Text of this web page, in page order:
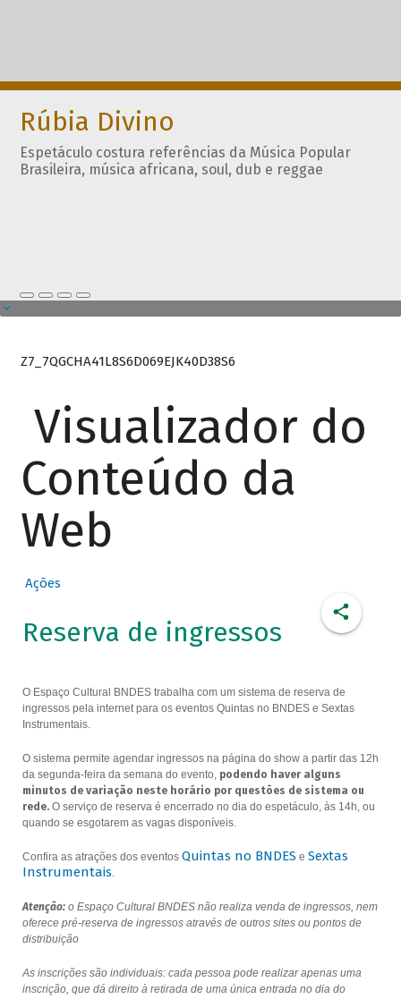
Rúbia Divino
Espetáculo costura referências da Música Popular
Brasileira, música africana, soul, dub e reggae
Z7_7QGCHA41L8S6D069EJK40D38S6
Visualizador do
Conteúdo da
Web
Ações
Reserva de ingressos
O Espaço Cultural BNDES trabalha com um sistema de reserva de
ingressos pela internet para os eventos Quintas no BNDES e Sextas
Instrumentais.
O sistema permite agendar ingressos na página do show a partir das 12h
da segunda-feira da semana do evento, podendo haver alguns
minutos de variação neste horário por questões de sistema ou
rede.O serviço de reserva é encerrado no dia do espetáculo, às 14h, ou
quando se esgotarem as vagas disponíveis.
Confira as atrações dos eventos Quintas no BNDES e Sextas
Instrumentais.
Atenção:o Espaço Cultural BNDES não realiza venda de ingressos, nem
oferece pré-reserva de ingressos através de outros sites ou pontos de
distribuição
As inscrições são individuais: cada pessoa pode realizar apenas uma
inscrição, que dá direito à retirada de uma única entrada no dia do